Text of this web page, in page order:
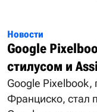
Новости
Google
стилусом и
Google Pixelbook,
Франциско, стал